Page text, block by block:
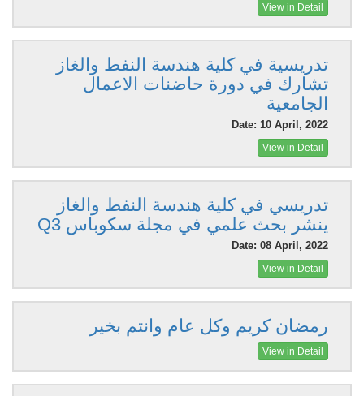
View in Detail
تدريسية في كلية هندسة النفط والغاز
تشارك في دورة حاضنات الاعمال
الجامعية
Date: 10 April, 2022
View in Detail
تدريسي في كلية هندسة النفط والغاز
ينشر بحث علمي في مجلة سكوباس Q3
Date: 08 April, 2022
View in Detail
رمضان كريم وكل عام وانتم بخير
View in Detail